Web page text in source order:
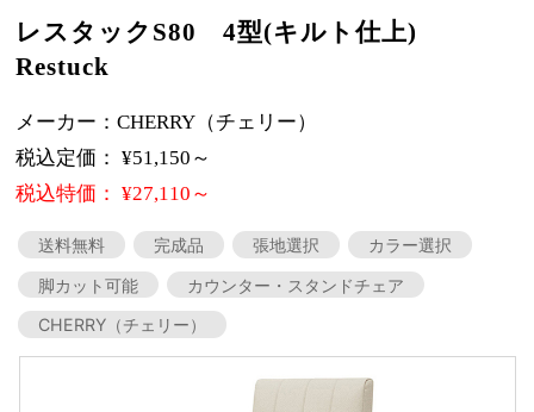
レスタックS80 4型(キルト仕上)
Restuck
メーカー：CHERRY（チェリー）
税込定価： ¥51,150～
税込特価： ¥27,110～
送料無料 完成品 張地選択
カラー選択
脚カット可能
カウンター・スタンドチェア
CHERRY（チェリー）